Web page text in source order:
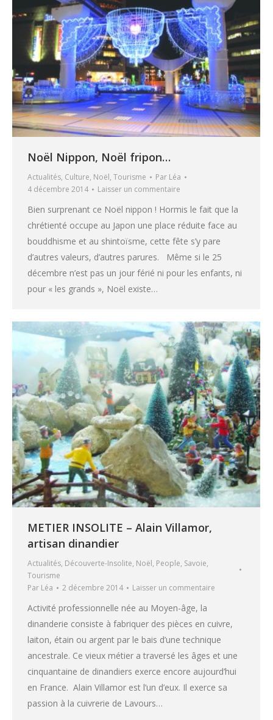
Noël Nippon, Noël fripon…
Actualités, Culture, Noël, Tourisme Par Léa
4 décembre 2014
Laisser un commentaire
Bien surprenant ce Noël nippon ! Hormis le fait que la
chrétienté occupe au Japon une place réduite face au
bouddhisme et au shintoïsme, cette fête s’y pare
d’autres valeurs, d’autres parures. Même si le 25
décembre n’est pas un jour férié ni pour les enfants, ni
pour « les grands », Noël existe…
METIER INSOLITE – Alain Villamor,
artisan dinandier
Actualités, Découverte-Insolite, Noël, People, Savoie,
Tourisme
Par Léa 2 décembre 2014 Laisser un commentaire
Activité professionnelle née au Moyen-âge, la
dinanderie consiste à fabriquer des pièces en cuivre,
laiton, étain ou argent par le bais d’une technique
ancestrale. Ce vieux métier a traversé les âges et une
cinquantaine de dinandiers exerce encore aujourd’hui
en France. Alain Villamor est l’un d’eux. Il exerce sa
passion à la cuivrerie de Lavours…